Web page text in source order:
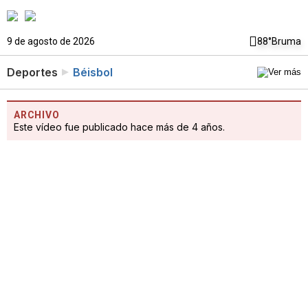
9 de agosto de 2026 88°Bruma
Deportes Béisbol
ARCHIVO
Este vídeo fue publicado hace más de 4 años.